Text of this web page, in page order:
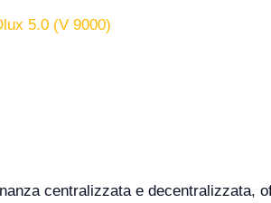
5.0 (V 9000)
centralizzata e decentralizzata,